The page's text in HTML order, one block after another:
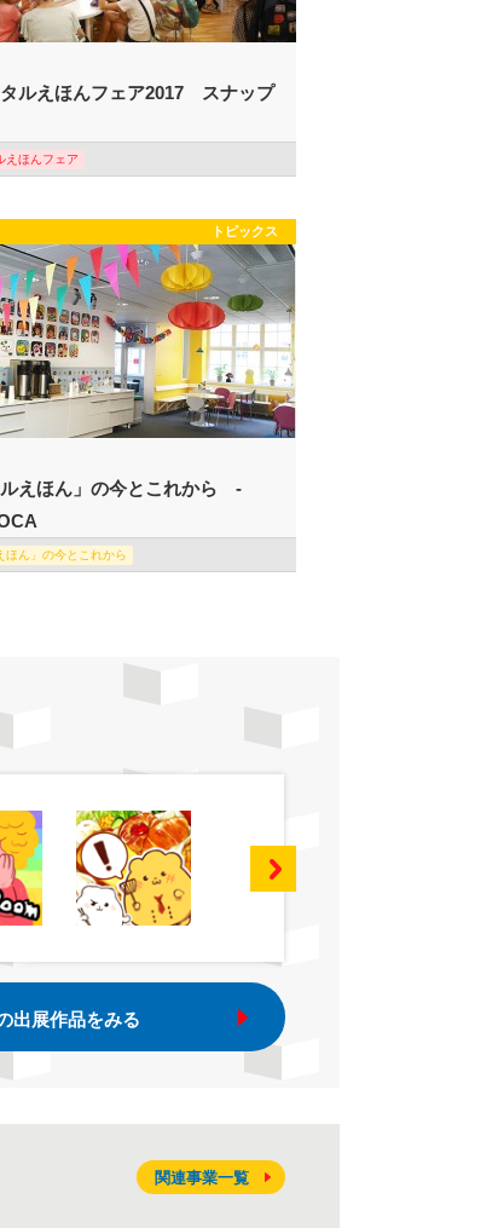
ルえほんフェア2017 スナップ
えほんフェア
トピックス
ルえほん」の今とこれから -
ほん」の今とこれから
出展作品をみる
関連事業一覧